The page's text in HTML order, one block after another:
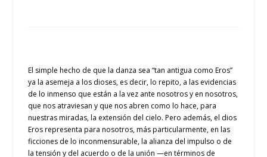
El simple hecho de que la danza sea “tan antigua como Eros”
ya la asemeja a los dioses, es decir, lo repito, a las evidencias
de lo inmenso que están a la vez ante nosotros y en nosotros,
que nos atraviesan y que nos abren como lo hace, para
nuestras miradas, la extensión del cielo. Pero además, el dios
Eros representa para nosotros, más particularmente, en las
ficciones de lo inconmensurable, la alianza del impulso o de
la tensión y del acuerdo o de la unión —en términos de